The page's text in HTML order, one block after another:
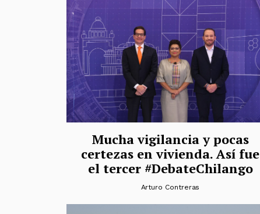
Mucha vigilancia y pocas
certezas en vivienda. Así fue
el tercer #DebateChilango
Arturo Contreras